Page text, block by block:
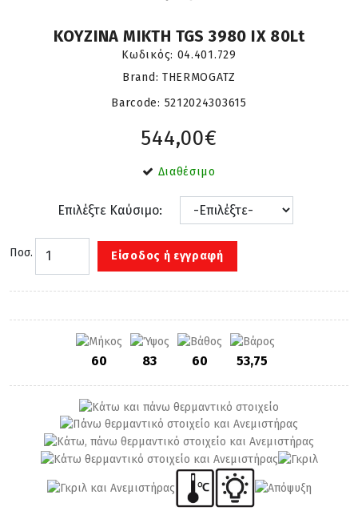
ΚΟΥΖΙΝΑ ΜΙΚΤΗ TGS 3980 IX 80Lt
Κωδικός: 04.401.729
Brand: THERMOGATZ
Barcode: 5212024303615
544,00€
Διαθέσιμο
Επιλέξτε Καύσιμο:
Ποσ. Είσοδος ή εγγραφή
60 83 60 53,75